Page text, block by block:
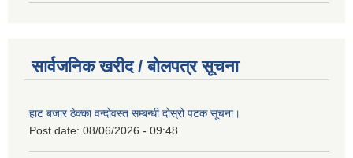
सार्वजनिक खरीद / बोलपत्र सूचना
हाट बजार ठेक्का वन्दोवस्त सम्बन्धी दोस्रो पटक सूचना।
Post date: 08/06/2026 - 09:48